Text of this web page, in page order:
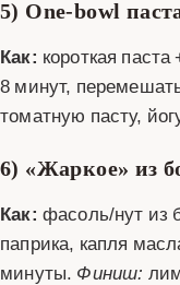
5) One‑bowl
Как: короткая
8 минут,
томатную пасту,
6) «Жаркое» из
Как: фасоль/нут из
паприка, капля
минуты. Финиш: